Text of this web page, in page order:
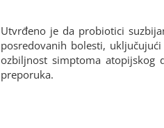
Utvrđeno je da probiotici
posredovanih bolesti,
ozbiljnost simptoma atopijskog
preporuka.